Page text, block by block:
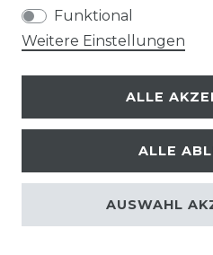
© Copyright 2026 | Alle
Funktional
Weitere Einstellungen
ALLE
ALLE
AUSWAHL